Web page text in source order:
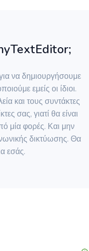
να δημιουργήσουμε
εμείς οι ίδιοι.
και τους συντάκτες
σας, γιατί θα είναι
μία φορές. Και μην
δικτύωσης. Θα
εσάς.